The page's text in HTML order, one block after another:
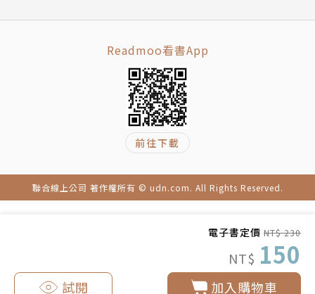
電子書定價 NT$ 230
NT$ 150
加入購物車
試閱
Readmoo看書App
前往下載
聯合線上公司 著作權所有 © udn.com. All Rights Reserved.